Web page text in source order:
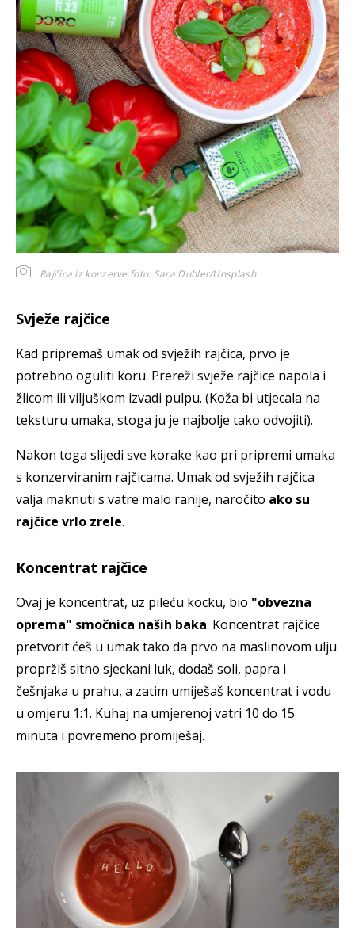
Rajčica iz konzerve foto: Sara Dubler/Unsplash
Svježe rajčice
Kad pripremaš umak od svježih rajčica, prvo je
potrebno oguliti koru. Prereži svježe rajčice napola i
žlicom ili viljuškom izvadi pulpu. (Koža bi utjecala na
teksturu umaka, stoga ju je najbolje tako odvojiti).
Nakon toga slijedi sve korake kao pri pripremi umaka
s konzerviranim rajčicama. Umak od svježih rajčica
valja maknuti s vatre malo ranije, naročito ako su
rajčice vrlo zrele.
Koncentrat rajčice
Ovaj je koncentrat, uz pileću kocku, bio "obvezna
oprema" smočnica naših baka. Koncentrat rajčice
pretvorit ćeš u umak tako da prvo na maslinovom ulju
propržiš sitno sjeckani luk, dodaš soli, papra i
češnjaka u prahu, a zatim umiješaš koncentrat i vodu
u omjeru 1:1. Kuhaj na umjerenoj vatri 10 do 15
minuta i povremeno promiješaj.